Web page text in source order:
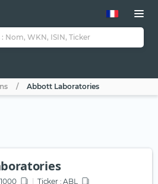
Abbott Laboratories
Ticker : ABL